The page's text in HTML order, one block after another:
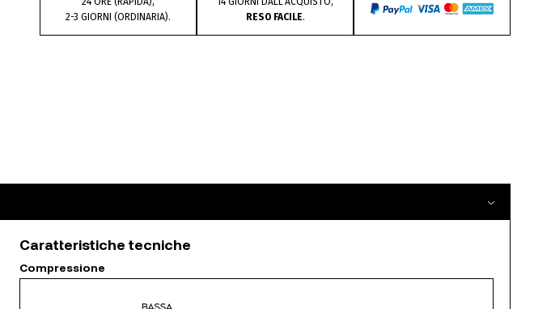
2-3 GIORNI (ORDINARIA).
RESO FACILE.
Caratteristiche tecniche
Compressione